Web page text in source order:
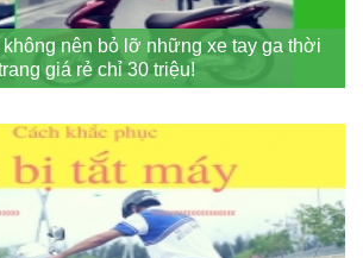
không nên bỏ lỡ những xe tay ga thời
giá rẻ chỉ 30 triệu!